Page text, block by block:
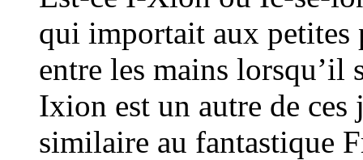
qui importait aux petites
entre les mains lorsqu’il
Ixion est un autre de
similaire au fantastique